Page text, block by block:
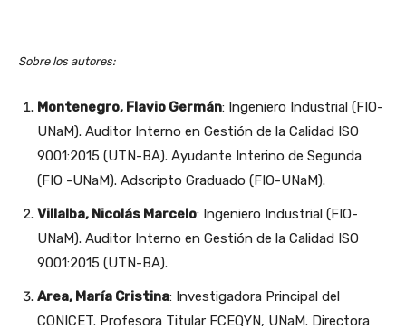
Sobre los autores:
Montenegro, Flavio Germán: Ingeniero Industrial (FIO-
UNaM). Auditor Interno en Gestión de la Calidad ISO
9001:2015 (UTN-BA). Ayudante Interino de Segunda
(FIO -UNaM). Adscripto Graduado (FIO-UNaM).
Villalba, Nicolás Marcelo: Ingeniero Industrial (FIO-
UNaM). Auditor Interno en Gestión de la Calidad ISO
9001:2015 (UTN-BA).
Area, María Cristina: Investigadora Principal del
CONICET. Profesora Titular FCEQYN, UNaM. Directora